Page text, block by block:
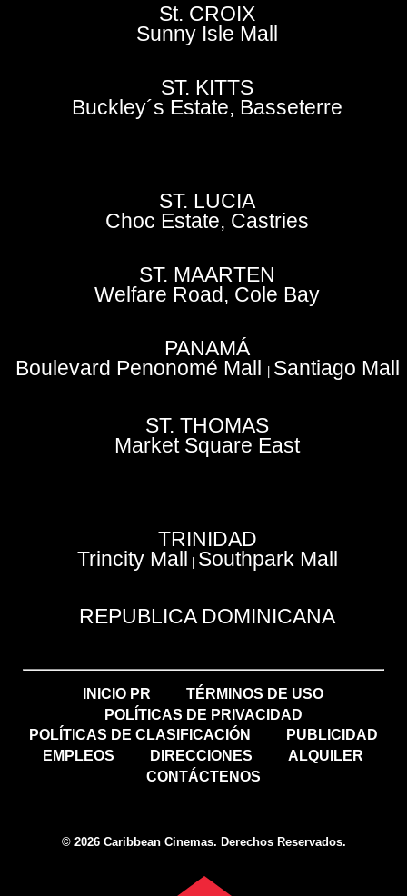
St. CROIX
Sunny Isle Mall
ST. KITTS
Buckley´s Estate, Basseterre
ST. LUCIA
Choc Estate, Castries
ST. MAARTEN
Welfare Road, Cole Bay
PANAMÁ
Boulevard Penonomé Mall Santiago Mall
ST. THOMAS
Market Square East
TRINIDAD
Trincity Mall Southpark Mall
REPUBLICA DOMINICANA
INICIO PR
TÉRMINOS DE USO
POLÍTICAS DE PRIVACIDAD
POLÍTICAS DE CLASIFICACIÓN
PUBLICIDAD
EMPLEOS
DIRECCIONES
ALQUILER
CONTÁCTENOS
© 2026 Caribbean Cinemas. Derechos Reservados.